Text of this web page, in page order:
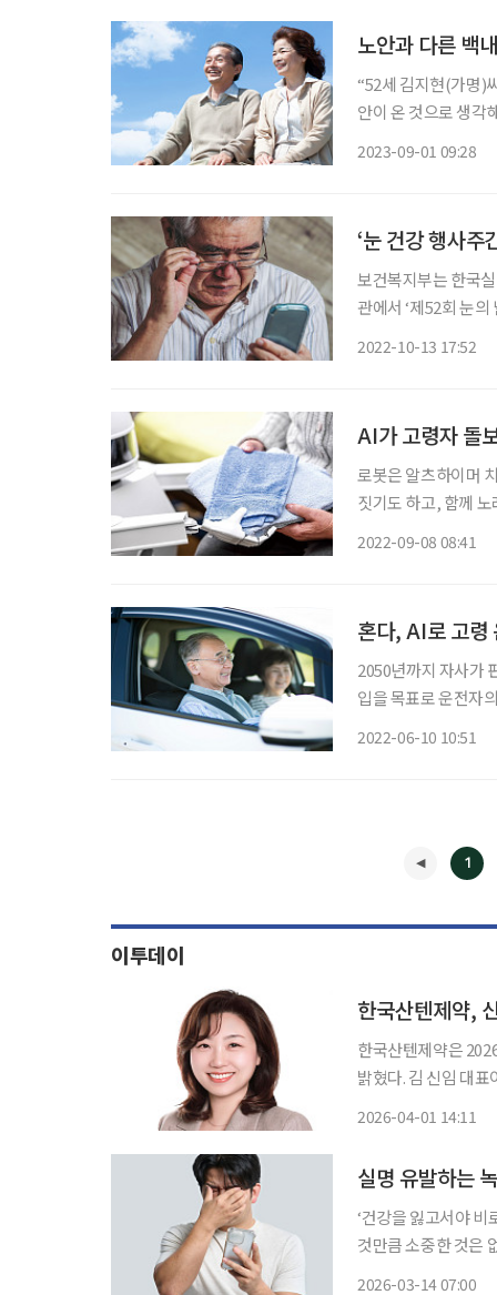
노안과 다른 백
“52세 김지현(가명)
안이 온 것으로 생각
2023-09-01 09:28
‘눈 건강 행사주
보건복지부는 한국
관에서 ‘제52회 눈
2022-10-13 17:52
AI가 고령자 돌
로봇은 알츠하이머
짓기도 하고, 함께
2022-09-08 08:41
혼다, AI로 고령
2050년까지 자사가
입을 목표로 운전자의 신체를
2022-06-10 10:51
1
이투데이
한국산텐제약,
한국산텐제약은
밝혔다. 김 신임 대표이사는 2008년 4월 한국산텐에 마케팅 담당자로 입사한 이후 2010년 한
2026-04-01 14:11
실명 유발하는
‘건강을 잃고서야
것만큼 소중한 것은
2026-03-14 07:00